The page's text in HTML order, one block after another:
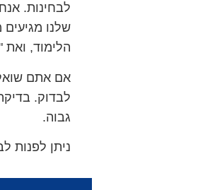
לבחינות.
שלנו
הלימוד, ואת
אם אתם
לבדוק.
גבוה.
ניתן לפנות